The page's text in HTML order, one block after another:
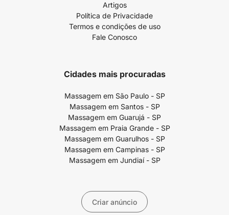
Artigos
Política de Privacidade
Termos e condições de uso
Fale Conosco
Cidades mais procuradas
Massagem em São Paulo - SP
Massagem em Santos - SP
Massagem em Guarujá - SP
Massagem em Praia Grande - SP
Massagem em Guarulhos - SP
Massagem em Campinas - SP
Massagem em Jundiaí - SP
Criar anúncio